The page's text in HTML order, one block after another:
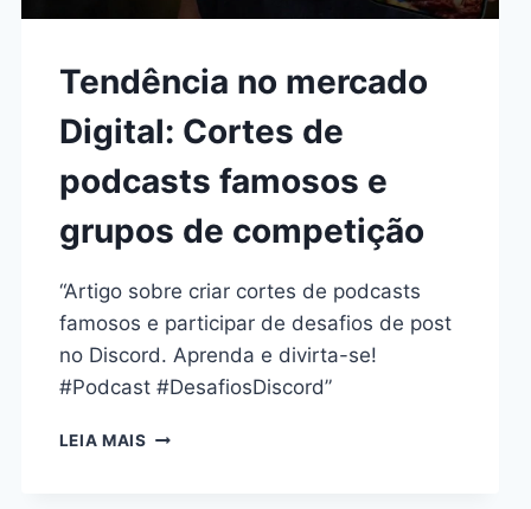
Tendência no mercado
Digital: Cortes de
podcasts famosos e
grupos de competição
“Artigo sobre criar cortes de podcasts
famosos e participar de desafios de post
no Discord. Aprenda e divirta-se!
#Podcast #DesafiosDiscord”
LEIA MAIS